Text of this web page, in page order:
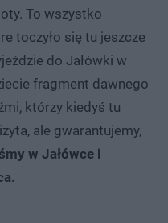
To wszystko
toczyło się tu jeszcze
do Jałówki w
fragment dawnego
którzy kiedyś tu
ale gwarantujemy,
w Jałówce i